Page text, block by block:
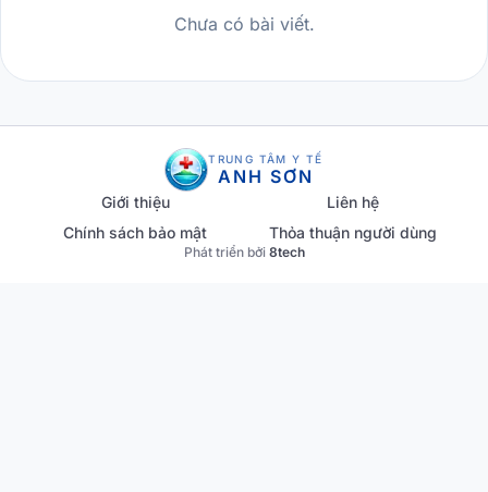
Chưa có bài viết.
TRUNG TÂM Y TẾ
ANH SƠN
Giới thiệu
Liên hệ
Chính sách bảo mật
Thỏa thuận người dùng
Phát triển bởi 8tech